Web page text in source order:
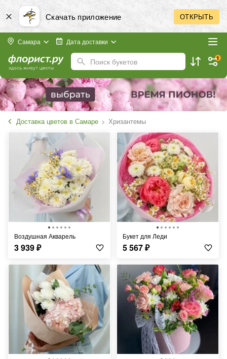
Скачать приложение ОТКРЫТЬ
Самара Дата доставки
Поиск букетов 1
Доставка цветов в Самаре Хризантемы
Воздушная Акварель
3 939₽
Букет для Леди
5 567₽